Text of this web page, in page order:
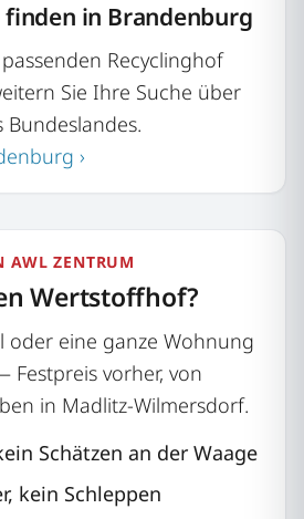
finden in Brandenburg
Recyclinghof
Sie Ihre Suche über
›
AWL ZENTRUM
Wertstoffhof?
oder eine ganze Wohnung
Festpreis vorher, von
in Madlitz-Wilmersdorf.
Schätzen an der Waage
kein Schleppen